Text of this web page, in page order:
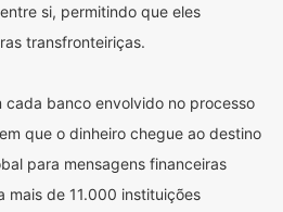
si, permitindo que eles
transfronteiriças.
cada banco envolvido no processo
que o dinheiro chegue ao destino
para mensagens financeiras
mais de 11.000 instituições